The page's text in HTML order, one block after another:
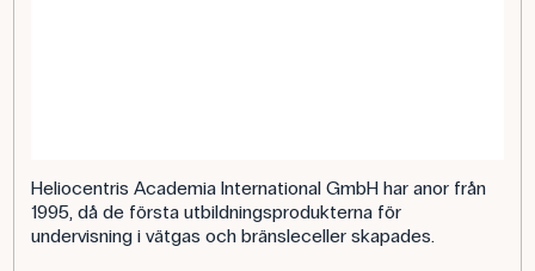
Heliocentris Academia International GmbH har anor från
1995, då de första utbildningsprodukterna för
undervisning i vätgas och bränsleceller skapades.